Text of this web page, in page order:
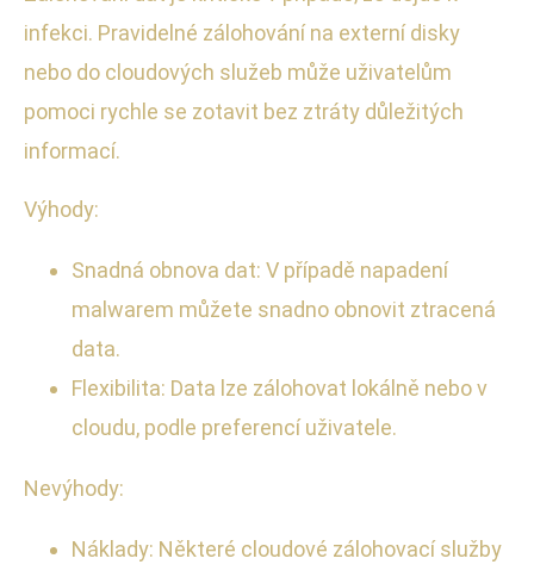
infekci. Pravidelné zálohování na externí disky
nebo do cloudových služeb může uživatelům
pomoci rychle se zotavit bez ztráty důležitých
informací.
Výhody:
Snadná obnova dat: V případě napadení
malwarem můžete snadno obnovit ztracená
data.
Flexibilita: Data lze zálohovat lokálně nebo v
cloudu, podle preferencí uživatele.
Nevýhody:
Náklady: Některé cloudové zálohovací služby